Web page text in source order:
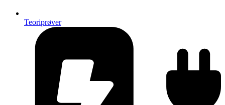
Teoriprøver